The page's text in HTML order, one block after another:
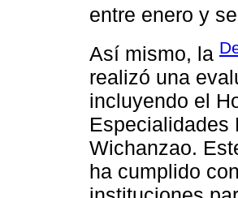
entre enero y
Así mismo, la
realizó una
incluyendo el
Especialidades
Wichanzao.
ha cumplido